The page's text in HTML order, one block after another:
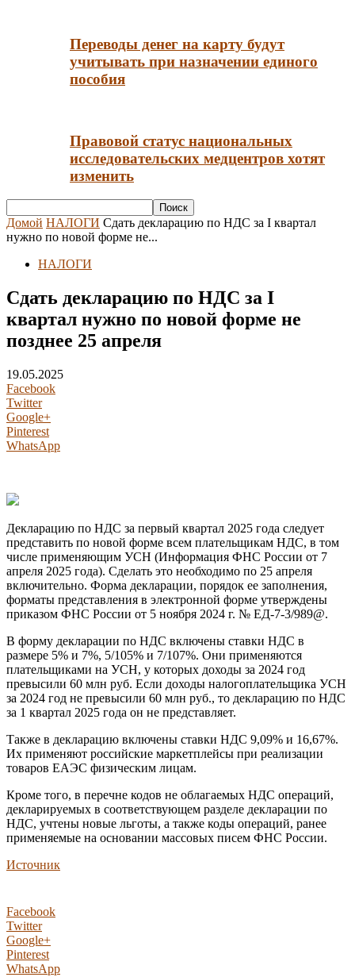
Переводы денег на карту будут
учитывать при назначении единого
пособия
Правовой статус национальных
исследовательских медцентров хотят
изменить
Домой НАЛОГИ Сдать декларацию по НДС за I квартал
нужно по новой форме не...
НАЛОГИ
Сдать декларацию по НДС за I
квартал нужно по новой форме не
позднее 25 апреля
19.05.2025
Facebook
Twitter
Google+
Pinterest
WhatsApp
Декларацию по НДС за первый квартал 2025 года следует
представить по новой форме всем плательщикам НДС, в том
числе применяющим УСН (Информация ФНС России от 7
апреля 2025 года). Сделать это необходимо по 25 апреля
включительно. Форма декларации, порядок ее заполнения,
форматы представления в электронной форме утверждены
приказом ФНС России от 5 ноября 2024 г. № ЕД-7-3/989@.
В форму декларации по НДС включены ставки НДС в
размере 5% и 7%, 5/105% и 7/107%. Они применяются
плательщиками на УСН, у которых доходы за 2024 год
превысили 60 млн руб. Если доходы налогоплательщика УСН
за 2024 год не превысили 60 млн руб., то декларацию по НДС
за 1 квартал 2025 года он не представляет.
Также в декларацию включены ставки НДС 9,09% и 16,67%.
Их применяют российские маркетплейсы при реализации
товаров ЕАЭС физическим лицам.
Кроме того, в перечне кодов не облагаемых НДС операций,
декларируемых в соответствующем разделе декларации по
НДС, учтены новые льготы, а также коды операций, ранее
применяемые на основании массовых писем ФНС России.
Источник
Facebook
Twitter
Google+
Pinterest
WhatsApp